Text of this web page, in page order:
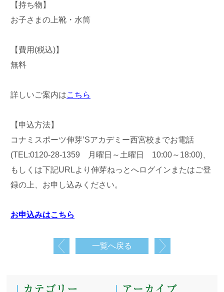
【持ち物】
お子さまの上靴・水筒
【費用(税込)】
無料
詳しいご案内はこちら
【申込方法】
コナミスポーツ伸芽’Sアカデミー西宮校までお電話
(TEL:0120-28-1359 月曜日～土曜日 10:00～18:00)、
もしくは下記URLより伸芽ねっとへログインまたはご登
録の上、お申し込みください。
お申込みはこちら
一覧へ戻る